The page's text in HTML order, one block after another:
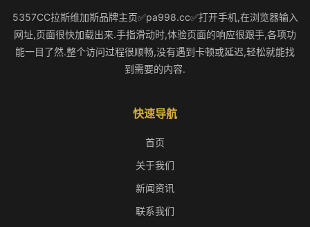
5357CC拉斯维加斯品牌主页✅pa998.cc✅打开手机,在浏览器输入
网址,页面很快加载出来.手指滑动时,体验页面的响应很跟手,各项功
能一目了然.整个访问过程很顺畅,没有遇到卡顿或延迟,轻松就能找
到需要的内容.
快速导航
首页
关于我们
新闻资讯
联系我们